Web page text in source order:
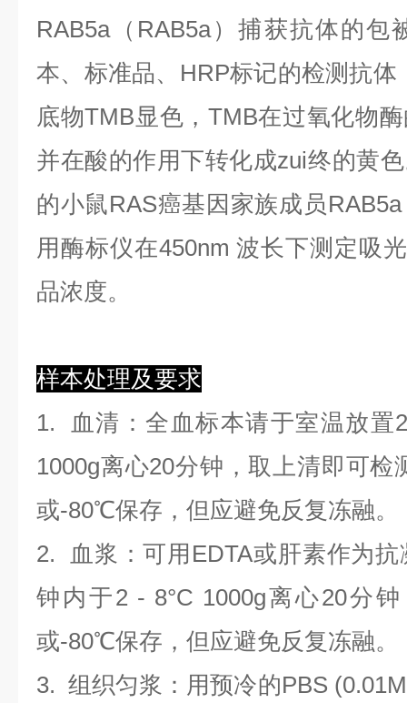
RAB5a（RAB5a）捕获抗体的包
本、标准品、HRP标记的检测抗
底物TMB显色，TMB在过氧化物
并在酸的作用下转化成zui终的黄
的小鼠RAS癌基因家族成员
用酶标仪在450nm 波长下测定吸
品浓度。
样本处理及要求
1.
血清 ：全血标本请于室温放
1000g离心20分钟，取上清即可
或-80℃保存，但应避免反复冻融。
2.
血浆 ：可用EDTA或肝素作为
钟内于2 - 8°C 1000g离心20分
或-80℃保存，但应避免反复冻融。
3.组织匀浆 ：用预冷的PBS